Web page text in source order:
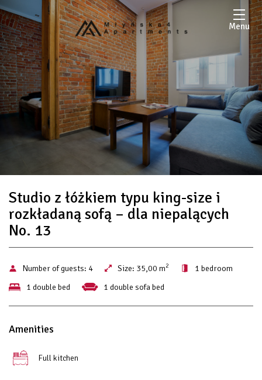
Menu
Studio z łóżkiem typu king-size i
rozkładaną sofą – dla niepalących
No. 13
Number of guests: 4 Size: 35,00 m2
1 bedroom
1 double bed
1 double sofa bed
Amenities
Full kitchen